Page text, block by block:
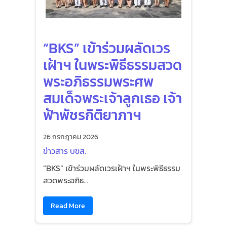
“BKS” เข้าร่วมผลัดเวร
เฝ้าฯ ในพระพิธีธรรมสวด
พระอภิธรรมพระศพ
สมเด็จพระเจ้าลูกเธอ เจ้า
ฟ้าพัชรกิติยาภาฯ
26 กรกฎาคม 2026
ข่าวสาร บขส.
“BKS” เข้าร่วมผลัดเวรเฝ้าฯ ในพระพิธีธรรม
สวดพระอภิธ...
Read More